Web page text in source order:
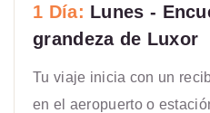
1 Día: Lunes -
grandeza de Luxor
Tu viaje inicia con un
en el aeropuerto o